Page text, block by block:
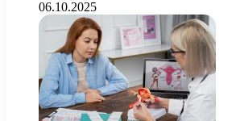
06.10.2025